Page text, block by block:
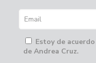
Estoy de
de Andrea Cruz.